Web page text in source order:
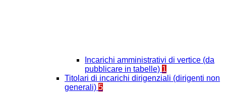
Incarichi amministrativi di vertice (da
pubblicare in tabelle) 1
Titolari di incarichi dirigenziali (dirigenti non
generali) 5